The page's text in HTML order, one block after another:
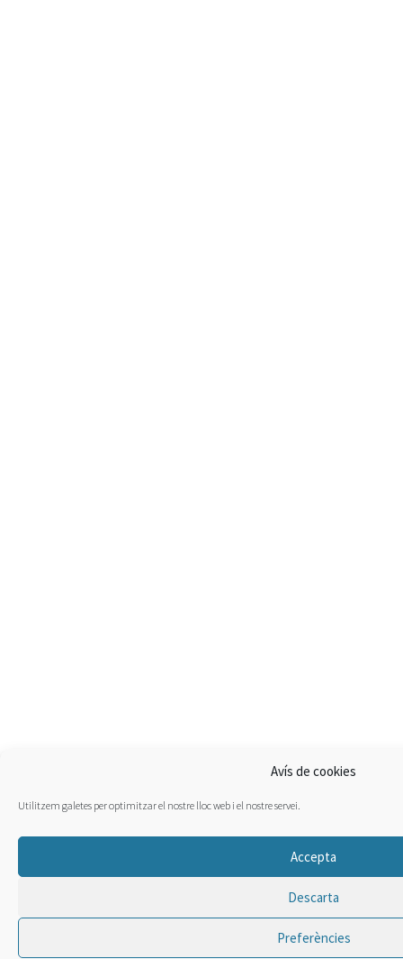
Avís de cookies
Utilitzem galetes per optimitzar el nostre lloc web i el nostre servei.
Accepta
Descarta
Preferències